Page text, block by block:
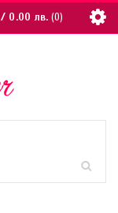
/ 0.00 лв. 0